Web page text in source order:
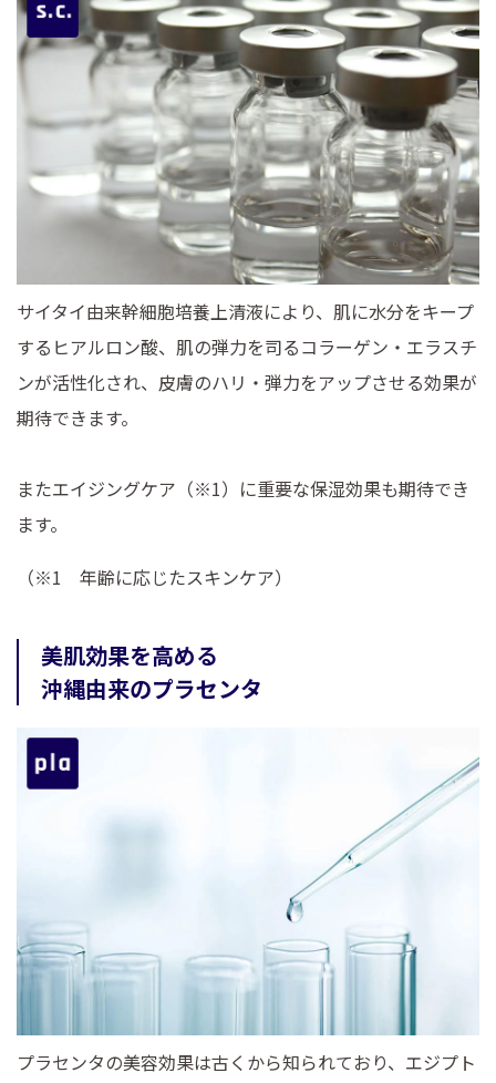
サイタイ由来幹細胞培養上清液により、肌に水分をキープ
するヒアルロン酸、肌の弾力を司るコラーゲン・エラスチ
ンが活性化され、皮膚のハリ・弾力をアップさせる効果が
期待できます。
またエイジングケア（※1）に重要な保湿効果も期待でき
ます。
（※1 年齢に応じたスキンケア）
美肌効果を高める
沖縄由来のプラセンタ
プラセンタの美容効果は古くから知られており、エジプト